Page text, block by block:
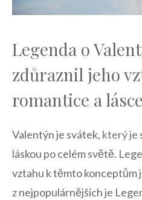
Legenda o
zdůraznil jeho
romantice a
Valentýn je svátek, který je
láskou po celém světě.
vztahu k těmto konceptům
z nejpopulárnějších je